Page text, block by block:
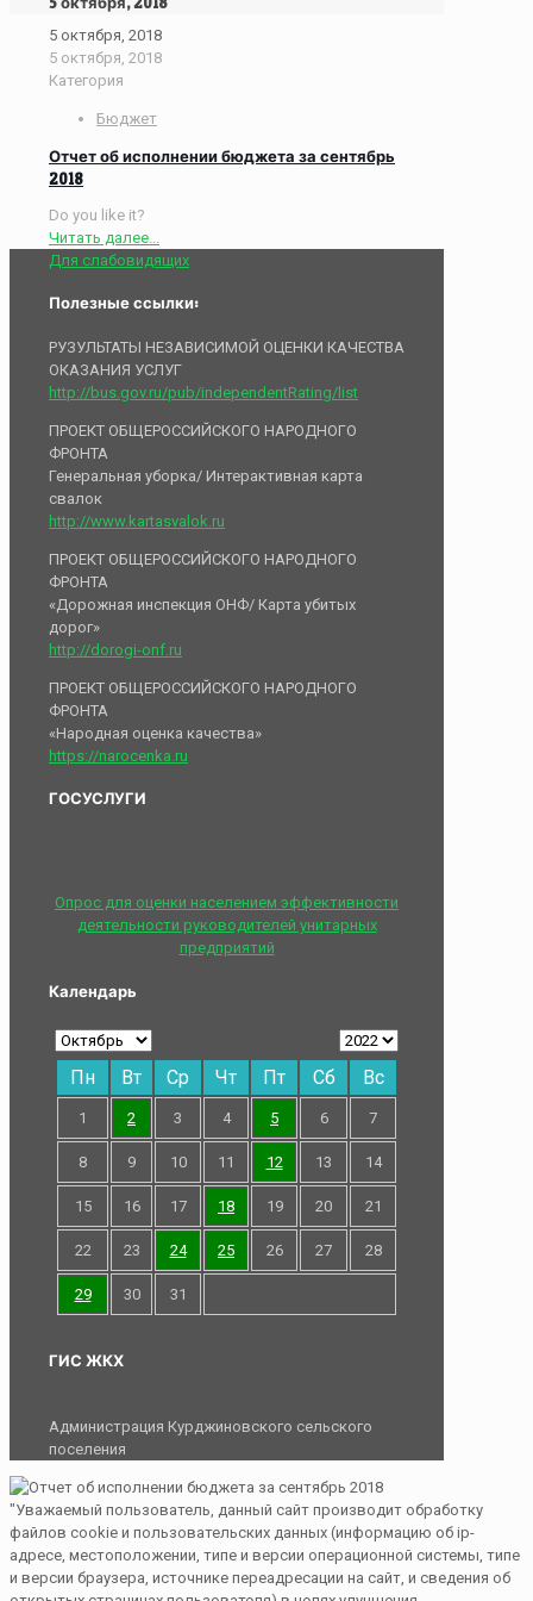
5 октября, 2018
5 октября, 2018
Категория
Бюджет
Отчет об исполнении бюджета за сентябрь
2018
Do you like it?
Читать далее...
Для слабовидящих
Полезные ссылки:
РУЗУЛЬТАТЫ НЕЗАВИСИМОЙ ОЦЕНКИ КАЧЕСТВА
ОКАЗАНИЯ УСЛУГ
http://bus.gov.ru/pub/independentRating/list
ПРОЕКТ ОБЩЕРОССИЙСКОГО НАРОДНОГО
ФРОНТА
Генеральная уборка/ Интерактивная карта
свалок
http://www.kartasvalok.ru
ПРОЕКТ ОБЩЕРОССИЙСКОГО НАРОДНОГО
ФРОНТА
«Дорожная инспекция ОНФ/ Карта убитых
дорог»
http://dorogi-onf.ru
ПРОЕКТ ОБЩЕРОССИЙСКОГО НАРОДНОГО
ФРОНТА
«Народная оценка качества»
https://narocenka.ru
ГОСУСЛУГИ
Опрос для оценки населением эффективности
деятельности руководителей унитарных
предприятий
Календарь
Пн Вт Ср Чт Пт Сб Вс
1 2 3 4 5 6 7
8 9 10 11 12 13 14
15 16 17 18 19 20 21
22 23 24 25 26 27 28
29 30 31
ГИС ЖКХ
Администрация Курджиновского сельского
поселения
"Уважаемый пользователь, данный сайт производит обработку
файлов cookie и пользовательских данных (информацию об ip-
адресе, местоположении, типе и версии операционной системы, типе
и версии браузера, источнике переадресации на сайт, и сведения об